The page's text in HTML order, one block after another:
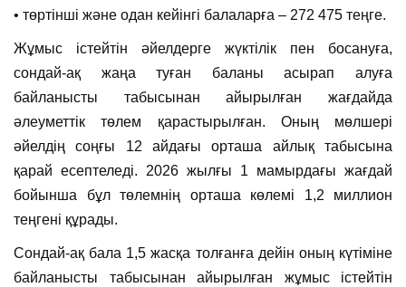
• төртінші және одан кейінгі балаларға – 272 475 теңге.
Жұмыс істейтін әйелдерге жүктілік пен босануға,
сондай-ақ жаңа туған баланы асырап алуға
байланысты табысынан айырылған жағдайда
әлеуметтік төлем қарастырылған. Оның мөлшері
әйелдің соңғы 12 айдағы орташа айлық табысына
қарай есептеледі. 2026 жылғы 1 мамырдағы жағдай
бойынша бұл төлемнің орташа көлемі 1,2 миллион
теңгені құрады.
Сондай-ақ бала 1,5 жасқа толғанға дейін оның күтіміне
байланысты табысынан айырылған жұмыс істейтін